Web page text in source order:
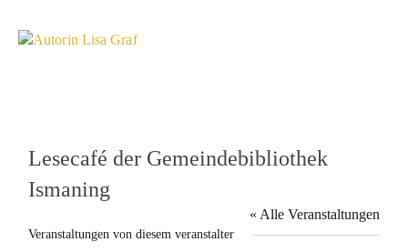
Lesecafé der Gemeindebibliothek
Ismaning
« Alle Veranstaltungen
Veranstaltungen von diesem veranstalter